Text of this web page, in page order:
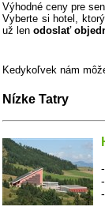
Výhodné ceny pre
Vyberte si hotel,
už len odoslať
Kedykoľvek nám
Nízke Tatry